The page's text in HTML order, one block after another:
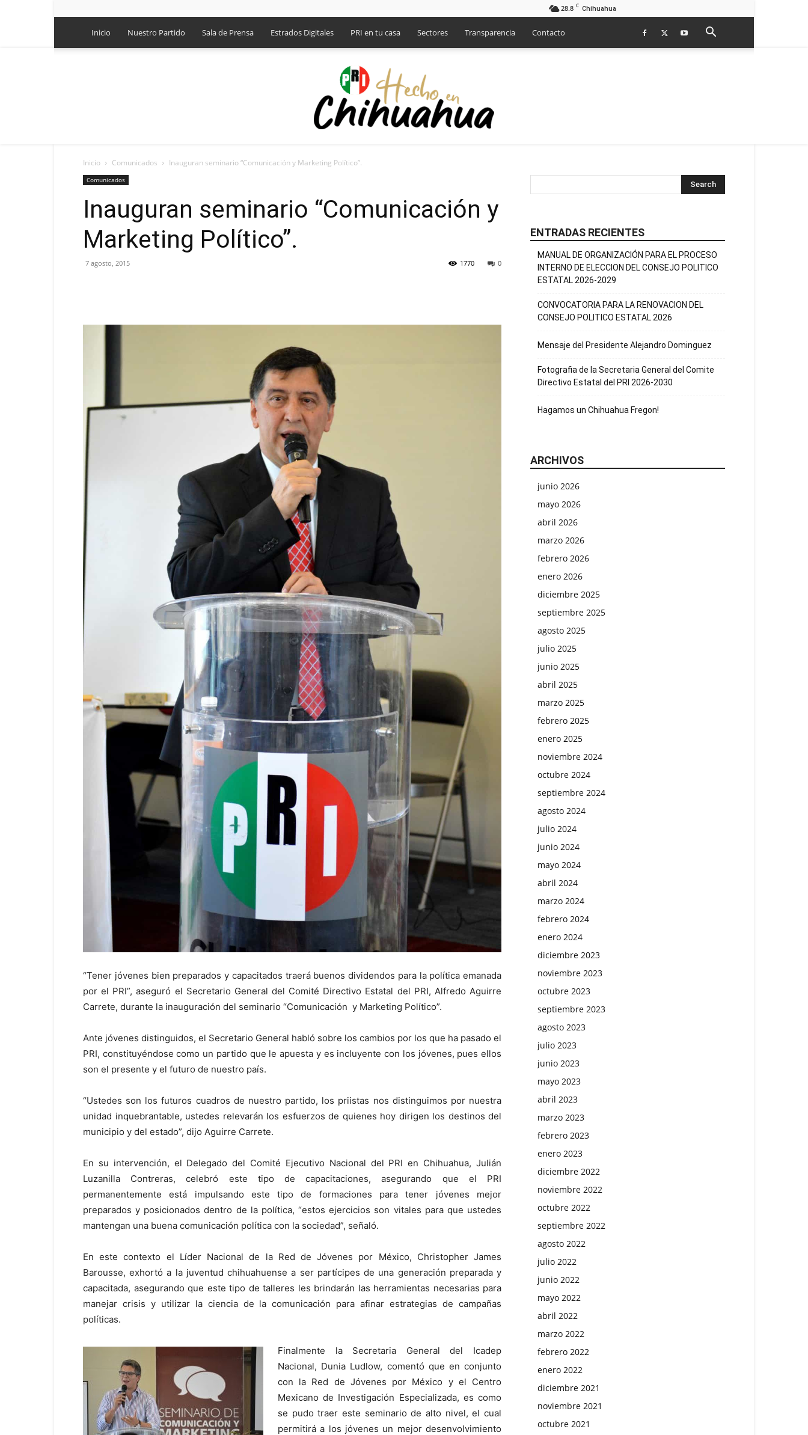
28.8 C Chihuahua
Inicio Nuestro Partido Sala de Prensa Estrados Digitales PRI en tu casa Sectores Transparencia Contacto
Inicio Comunicados Inauguran seminario “Comunicación y Marketing Político”.
Comunicados
Inauguran seminario “Comunicación y
Marketing Político”.
7 agosto, 2015 0
1770
“Tener jóvenes bien preparados y capacitados traerá buenos dividendos para la política emanada
por el PRI”, aseguró el Secretario General del Comité Directivo Estatal del PRI, Alfredo Aguirre
Carrete, durante la inauguración del seminario “Comunicación y Marketing Político”.
Ante jóvenes distinguidos, el Secretario General habló sobre los cambios por los que ha pasado el
PRI, constituyéndose como un partido que le apuesta y es incluyente con los jóvenes, pues ellos
son el presente y el futuro de nuestro país.
“Ustedes son los futuros cuadros de nuestro partido, los priistas nos distinguimos por nuestra
unidad inquebrantable, ustedes relevarán los esfuerzos de quienes hoy dirigen los destinos del
municipio y del estado”, dijo Aguirre Carrete.
En su intervención, el Delegado del Comité Ejecutivo Nacional del PRI en Chihuahua, Julián
Luzanilla Contreras, celebró este tipo de capacitaciones, asegurando que el PRI
permanentemente está impulsando este tipo de formaciones para tener jóvenes mejor
preparados y posicionados dentro de la política, “estos ejercicios son vitales para que ustedes
mantengan una buena comunicación política con la sociedad”, señaló.
En este contexto el Líder Nacional de la Red de Jóvenes por México, Christopher James
Barousse, exhortó a la juventud chihuahuense a ser partícipes de una generación preparada y
capacitada, asegurando que este tipo de talleres les brindarán las herramientas necesarias para
manejar crisis y utilizar la ciencia de la comunicación para afinar estrategias de campañas
políticas.
Finalmente la Secretaria General del Icadep
Nacional, Dunia Ludlow, comentó que en conjunto
con la Red de Jóvenes por México y el Centro
Mexicano de Investigación Especializada, es como
se pudo traer este seminario de alto nivel, el cual
permitirá a los jóvenes un mejor desenvolvimiento
ENTRADAS RECIENTES
MANUAL DE ORGANIZACIÓN PARA EL PROCESO
INTERNO DE ELECCION DEL CONSEJO POLITICO
ESTATAL 2026-2029
CONVOCATORIA PARA LA RENOVACION DEL
CONSEJO POLITICO ESTATAL 2026
Mensaje del Presidente Alejandro Dominguez
Fotografia de la Secretaria General del Comite
Directivo Estatal del PRI 2026-2030
Hagamos un Chihuahua Fregon!
ARCHIVOS
junio 2026
mayo 2026
abril 2026
marzo 2026
febrero 2026
enero 2026
diciembre 2025
septiembre 2025
agosto 2025
julio 2025
junio 2025
abril 2025
marzo 2025
febrero 2025
enero 2025
noviembre 2024
octubre 2024
septiembre 2024
agosto 2024
julio 2024
junio 2024
mayo 2024
abril 2024
marzo 2024
febrero 2024
enero 2024
diciembre 2023
noviembre 2023
octubre 2023
septiembre 2023
agosto 2023
julio 2023
junio 2023
mayo 2023
abril 2023
marzo 2023
febrero 2023
enero 2023
diciembre 2022
noviembre 2022
octubre 2022
septiembre 2022
agosto 2022
julio 2022
junio 2022
mayo 2022
abril 2022
marzo 2022
febrero 2022
enero 2022
diciembre 2021
noviembre 2021
octubre 2021